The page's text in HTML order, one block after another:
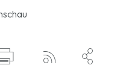
 